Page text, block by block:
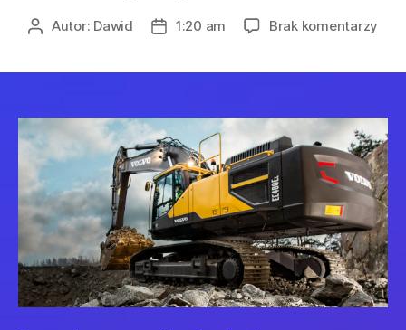
AutorAutor: Dawid
Data1:20 am Brak komentarzy